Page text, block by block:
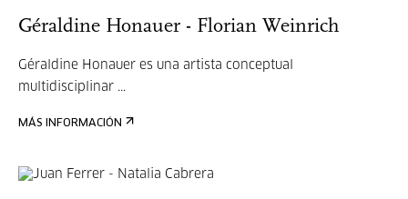
Géraldine Honauer - Florian Weinrich
Géraldine Honauer es una artista conceptual
multidisciplinar ...
MÁS INFORMACIÓN